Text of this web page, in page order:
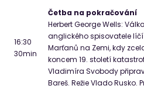
16:30
30min
Četba na pokračování
Herbert George Wells:
anglického spisovatele
Marťanů na Zemi, kdy
koncem 19. století
Vladimíra Svobody
Bareš. Režie Vlado Rusko.